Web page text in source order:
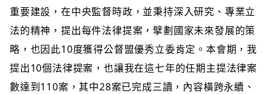
重要建設，在中央監督時政，並秉持深入研究、專業立
法的精神，提出每件法律提案，擘劃國家未來發展的策
略，也因此10度獲得公督盟優秀立委肯定。本會期，我
提出10個法律提案，也讓我在這七年的任期主提法律案
數達到110案，其中28案已完成三讀，內容橫跨永續、